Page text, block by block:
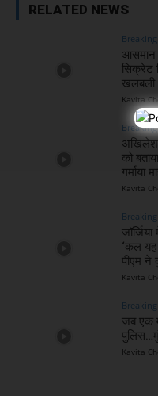
RELATED NEWS
आसमान
सिक्रेट
खलबली
Kavita
अखिलेश
को
गर्माया
Kavita
‘कल यह
पीएम ने
Kavita
जब एक
Kavita